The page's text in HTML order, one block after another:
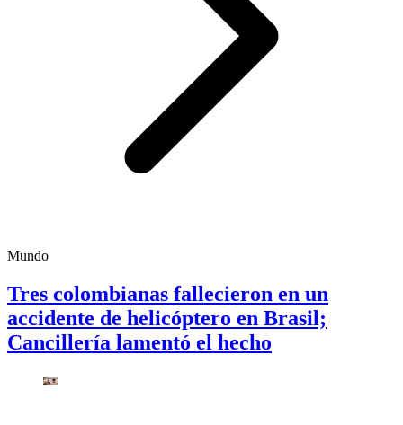
Mundo
Tres colombianas fallecieron en un
accidente de helicóptero en Brasil;
Cancillería lamentó el hecho